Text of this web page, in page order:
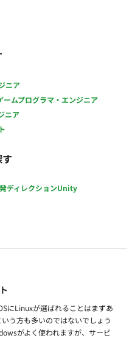
ニア
ームプログラマ・エンジニア
ニア
ディレクションUnity
にLinuxが選ばれることはまずあ
う方も多いのではないでしょう
がよく使われますが、サービ